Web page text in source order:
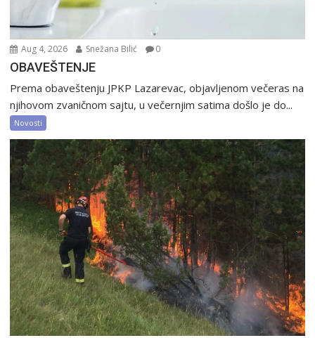
Aug 4, 2026 Snežana Bilić 0
OBAVEŠTENJE
Prema obaveštenju JPKP Lazarevac, objavljenom večeras na
njihovom zvaničnom sajtu, u večernjim satima došlo je do...
Novosti